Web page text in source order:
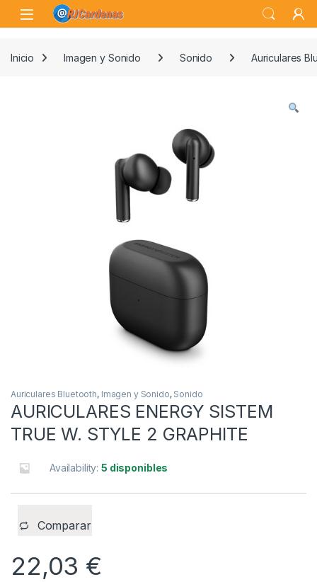
Skip to navigation
Skip to content
Open
Inicio Imagen y Sonido Sonido Auriculares
Auriculares Bluetooth, Imagen y Sonido, Sonido
AURICULARES ENERGY SISTEM
TRUE W. STYLE 2 GRAPHITE
Availability:5 disponibles
Comparar
22,03 €